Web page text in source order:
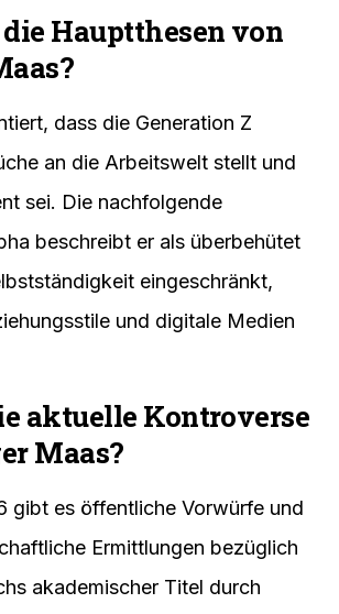
Hauptthesen von
dass die Generation Z
an die Arbeitswelt stellt und
sei. Die nachfolgende
beschreibt er als überbehütet
eingeschränkt,
und digitale Medien
aktuelle Kontroverse
Maas?
gibt es öffentliche Vorwürfe und
Ermittlungen bezüglich
akademischer Titel durch